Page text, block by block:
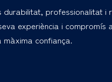
professionalitat i
experiència i compromís
confiança.